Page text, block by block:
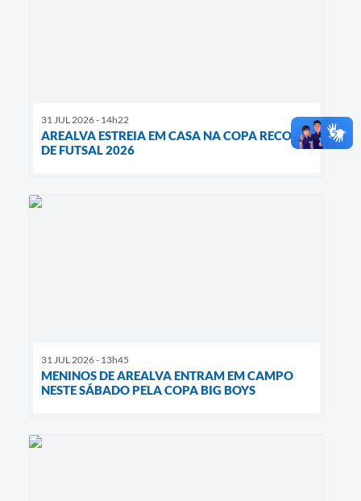
31 JUL 2026 - 14h22
AREALVA ESTREIA EM CASA NA COPA RECORD
DE FUTSAL 2026
31 JUL 2026 - 13h45
MENINOS DE AREALVA ENTRAM EM CAMPO
NESTE SÁBADO PELA COPA BIG BOYS